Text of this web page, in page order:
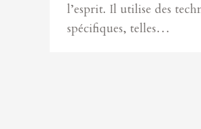
l’esprit. Il utilise des
spécifiques, telles…